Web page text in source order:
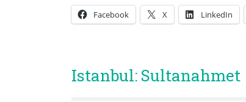
Facebook
X LinkedIn
Istanbul: Sultanahmet